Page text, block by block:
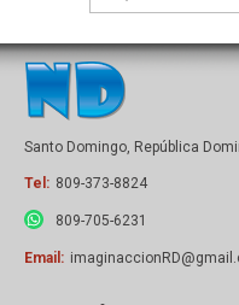
Santo Domingo, República
Tel: 809-373-8824
809-705-6231
Email: